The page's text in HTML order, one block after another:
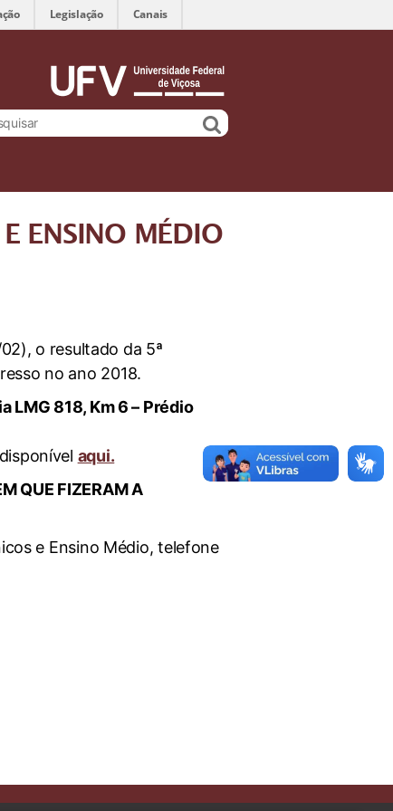
Legislação Canais
ENSINO MÉDIO
o resultado da 5ª
no ano 2018.
LMG 818, Km 6 – Prédio
aqui.
QUE FIZERAM A
e Ensino Médio, telefone